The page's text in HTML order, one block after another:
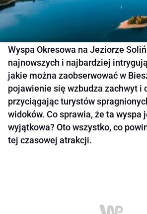
Wyspa Okresowa na Jeziorze
najnowszych i najbardziej
jakie można zaobserwować w
pojawienie się wzbudza zachwyt i
przyciągając turystów
widoków. Co sprawia, że ta wyspa
wyjątkowa? Oto wszystko, co
tej czasowej atrakcji.